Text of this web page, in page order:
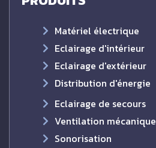
Matériel électrique
Eclairage d'intérieur
Eclairage d'extérieur
Distribution d'énergie
Eclairage de secours
Ventilation mécanique
Sonorisation